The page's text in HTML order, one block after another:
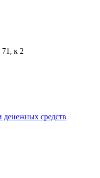
71, к 2
денежных средств